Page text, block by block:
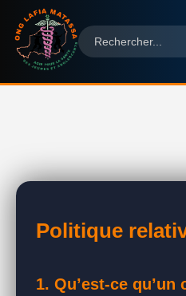
Politique
1. Qu’est-ce qu’un